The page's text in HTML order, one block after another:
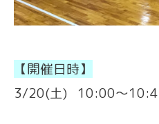
【開催日時】
3/20(土) 10:00〜